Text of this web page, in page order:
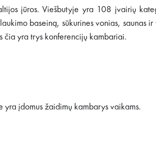
jūros. Viešbutyje yra 108 įvairių
baseiną, sūkurines vonias, saunas ir
čia yra trys konferencijų kambariai.
įdomus žaidimų kambarys vaikams.